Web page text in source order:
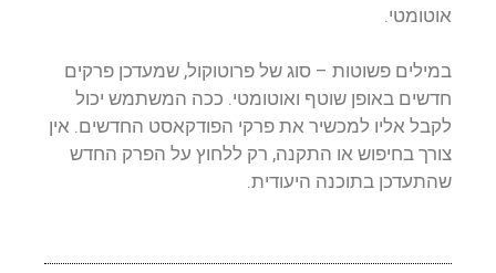
אוטומטי.
במילים פשוטות – סוג של פרוטוקול, שמעדכן פרקים
חדשים באופן שוטף ואוטומטי. ככה המשתמש יכול
לקבל אליו למכשיר את פרקי הפודקאסט החדשים. אין
צורך בחיפוש או התקנה, רק ללחוץ על הפרק החדש
שהתעדכן בתוכנה היעודית.